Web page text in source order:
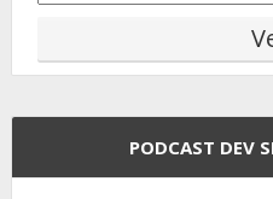
PODCAST DEV